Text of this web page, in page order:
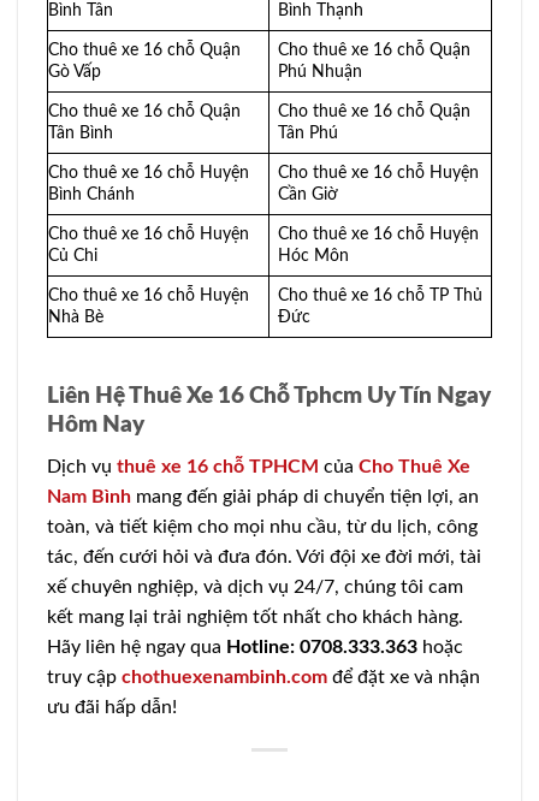
Bình Tân
Bình Thạnh
Cho thuê xe 16 chỗ Quận
Gò Vấp
Cho thuê xe 16 chỗ Quận
Phú Nhuận
Cho thuê xe 16 chỗ Quận
Tân Bình
Cho thuê xe 16 chỗ Quận
Tân Phú
Cho thuê xe 16 chỗ Huyện
Bình Chánh
Cho thuê xe 16 chỗ Huyện
Cần Giờ
Cho thuê xe 16 chỗ Huyện
Củ Chi
Cho thuê xe 16 chỗ Huyện
Hóc Môn
Cho thuê xe 16 chỗ Huyện
Nhà Bè
Cho thuê xe 16 chỗ TP Thủ
Đức
Liên Hệ Thuê Xe 16 Chỗ Tphcm Uy Tín Ngay
Hôm Nay
Dịch vụ thuê xe 16 chỗ TPHCM của Cho Thuê Xe
Nam Bình mang đến giải pháp di chuyển tiện lợi, an
toàn, và tiết kiệm cho mọi nhu cầu, từ du lịch, công
tác, đến cưới hỏi và đưa đón. Với đội xe đời mới, tài
xế chuyên nghiệp, và dịch vụ 24/7, chúng tôi cam
kết mang lại trải nghiệm tốt nhất cho khách hàng.
Hãy liên hệ ngay qua Hotline: 0708.333.363 hoặc
truy cập chothuexenambinh.com để đặt xe và nhận
ưu đãi hấp dẫn!